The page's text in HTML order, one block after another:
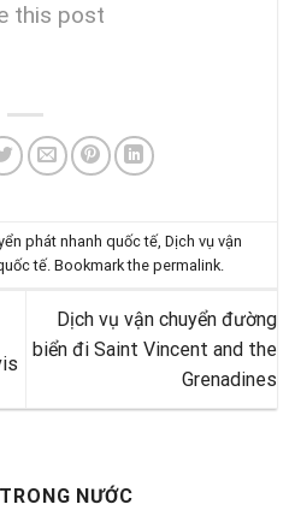
this post
phát nhanh quốc tế ,Dịch vụ vận
tế . Bookmark thepermalink
Dịch vụ vận chuyển đường
biển đi Saint Vincent and the
Grenadines
NƯỚC